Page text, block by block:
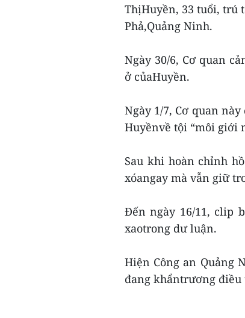
ThịHuyền, 33 tuổi, trú
Phả,Quảng Ninh.
Ngày 30/6, Cơ quan
ở củaHuyền.
Ngày 1/7, Cơ quan
Huyềnvề tội “môi giới
Sau khi hoàn chỉnh
xóangay mà vẫn giữ
Đến ngày 16/11, clip
xaotrong dư luận.
Hiện Công an Quảng
đang khẩntrương